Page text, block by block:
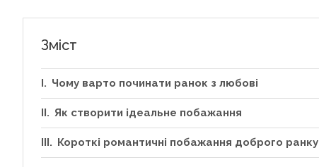
Зміст
Чому варто починати ранок з любові
Як створити ідеальне побажання
Короткі романтичні побажання доброго ранку